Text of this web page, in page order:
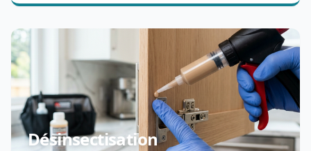
Désinsectisation